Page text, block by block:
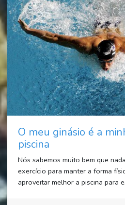
O meu ginásio é a
piscina
Nós sabemos muito bem que
exercício para manter a forma
aproveitar melhor a piscina para